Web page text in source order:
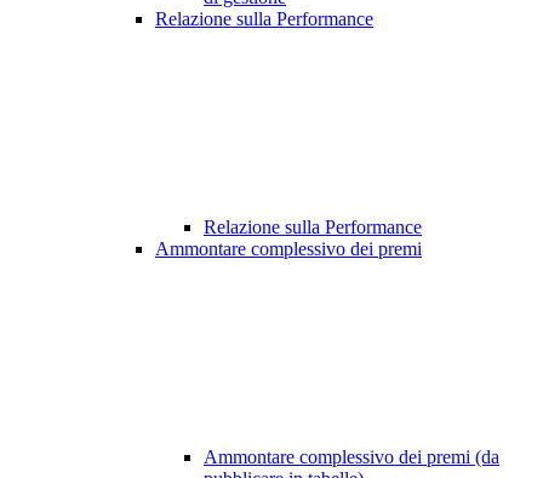
Relazione sulla Performance
Relazione sulla Performance
Ammontare complessivo dei premi
Ammontare complessivo dei premi (da